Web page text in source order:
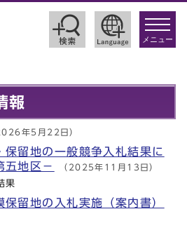
toggle
メニュー
報
年5月22日）
保留地の一般競争入札結果に
五地区－
（2025年11月13日）
果
留地の入札実施（案内書）